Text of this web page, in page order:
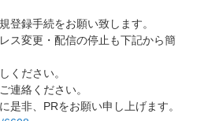
録手続をお願い致します。
ス変更・配信の停止も下記から簡
ください。
連絡ください。
非、PRをお願い申し上げます。